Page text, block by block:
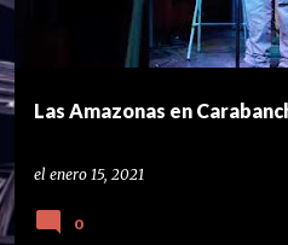
Las Amazonas en
el enero 15, 2021
0